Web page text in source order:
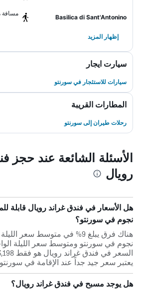
Basilica di Sant'Antonino
مسافة مشي
إظهار المزيد
سيارت ايجار
سيارات للاستئجار في سورنتو
المطارات القريبة
رحلات طيران إلى سورنتو
الأسئلة الشائعة عند حجز
رويال
نجوم في سورنتو؟
نجوم في سورنتو ومتوسط ​​سعر الليلة
يعتبر سعر جيد جداً عند الإقامة في
هل يوجد مسبح في فندق غراند رويال؟